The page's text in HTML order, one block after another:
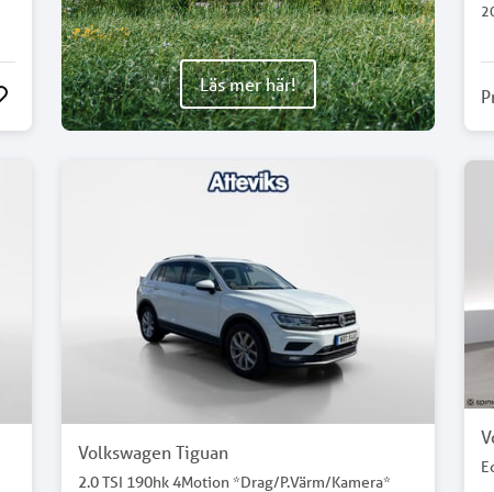
Läs mer här!
Volkswagen Tiguan
2.0 TSI 190hk 4Motion *Drag/P.Värm/Kamera*